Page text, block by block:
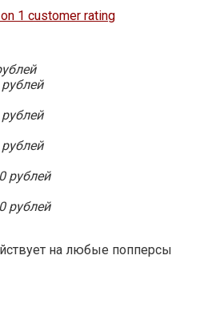
1 customer rating
рублей
рублей
на любые попперсы